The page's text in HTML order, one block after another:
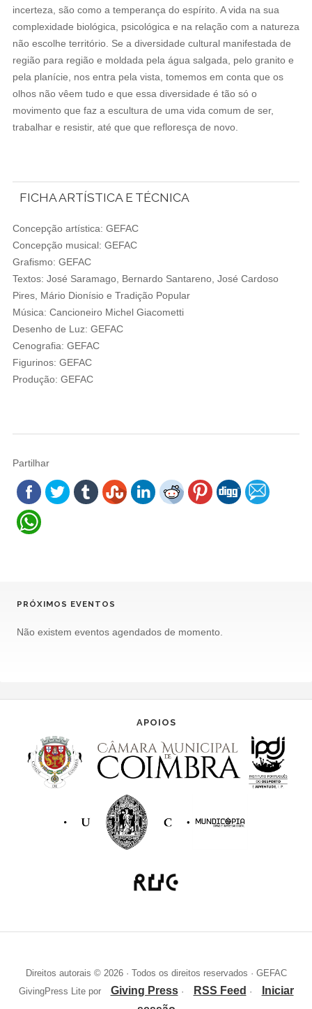
incerteza, são como a temperança do espírito. A vida na sua
complexidade biológica, psicológica e na relação com a natureza
não escolhe território. Se a diversidade cultural manifestada de
região para região e moldada pela água salgada, pelo granito e
pela planície, nos entra pela vista, tomemos em conta que os
olhos não vêem tudo e que essa diversidade é tão só o
movimento que faz a escultura de uma vida comum de ser,
trabalhar e resistir, até que que refloresça de novo.
FICHA ARTÍSTICA E TÉCNICA
Concepção artística: GEFAC
Concepção musical: GEFAC
Grafismo: GEFAC
Textos: José Saramago, Bernardo Santareno, José Cardoso
Pires, Mário Dionísio e Tradição Popular
Música: Cancioneiro Michel Giacometti
Desenho de Luz: GEFAC
Cenografia: GEFAC
Figurinos: GEFAC
Produção: GEFAC
Partilhar
PRÓXIMOS EVENTOS
Não existem eventos agendados de momento.
APOIOS
Direitos autorais © 2026 · Todos os direitos reservados · GEFAC
GivingPress Lite por
Giving Press· RSS Feed ·
Iniciar